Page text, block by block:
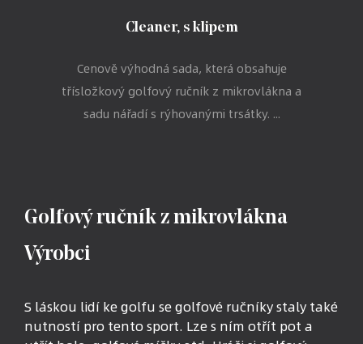
Cleaner, s klipem
Cenově výhodná sada, která obsahuje
třísložkový golfový ručník z mikrovlákna a
sadu nářadí s rýhovanými trsátky. ...
Golfový ručník z mikrovlákna
Výrobci
S láskou lidí ke golfu se golfové ručníky staly také
nutností pro tento sport. Lze s ním otřít pot a